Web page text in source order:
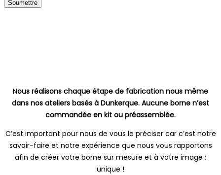
Nous réalisons chaque étape de fabrication nous même
dans nos ateliers basés à Dunkerque. Aucune borne n’est
commandée en kit ou préassemblée.
C’est important pour nous de vous le préciser car c’est notre
savoir-faire et notre expérience que nous vous rapportons
afin de créer votre borne sur mesure et à votre image :
unique !